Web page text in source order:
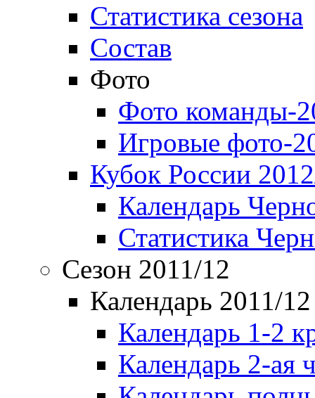
Статистика сезона
Состав
Фото
Фото команды-
Игровые фото-
Кубок России
Календарь
Статистика
Сезон 2011/12
Календарь 2011/12
Календарь 1-2
Календарь 2-ая